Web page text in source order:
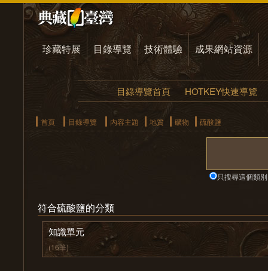
珍藏特展 目錄導覽 技術體驗 成果網站資源
目錄導覽首頁 HOTKEY快速導覽
首頁 目錄導覽 內容主題 地質 礦物 硫酸鹽
只搜尋這個類別
符合硫酸鹽的分類
知識單元
(16筆)